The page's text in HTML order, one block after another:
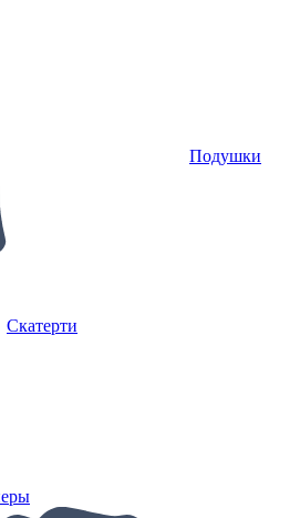
Подушки
Скатерти